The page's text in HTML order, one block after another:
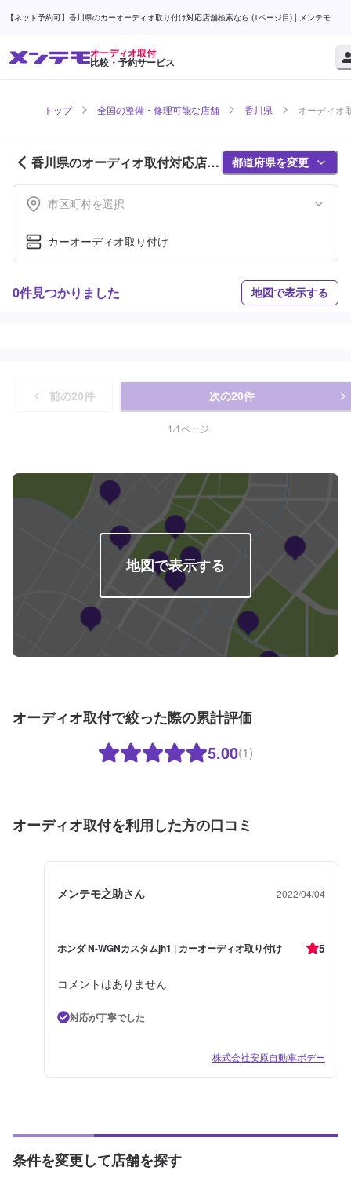
【ネット予約可】香川県のカーオーディオ取り付け対応店舗検索なら (1ページ目) | メンテモ
オーディオ取付
比較・予約サービス
トップ 全国の整備・修理可能な店舗 香川県 オーディオ
香川県のオーディオ取付対応店舗
紹介 (1ページ目)
都道府県を変更
市区町村を選択
カーオーディオ取り付け
0件見つかりました 地図で表示する
前の20件 次の20件
1/1ページ
地図で表示する
オーディオ取付で絞った際の累計評価
5.00(1)
オーディオ取付を利用した方の口コミ
メンテモ之助さん 2022/04/04
ホンダ N-WGNカスタムjh1 | カーオーディオ取り付け 5
コメントはありません
対応が丁寧でした
株式会社安原自動車ボデー
条件を変更して店舗を探す